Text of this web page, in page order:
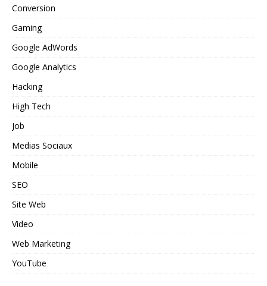
Conversion
Gaming
Google AdWords
Google Analytics
Hacking
High Tech
Job
Medias Sociaux
Mobile
SEO
Site Web
Video
Web Marketing
YouTube